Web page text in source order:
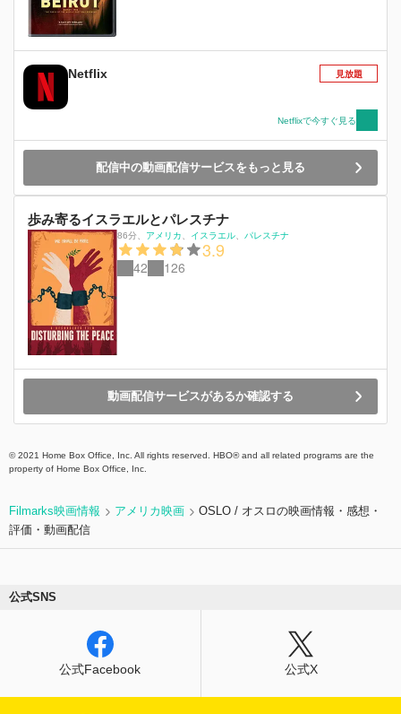
Netflix 見放題
Netflixで今すぐ見る
配信中の動画配信サービスをもっと見る
歩み寄るイスラエルとパレスチナ
86分、 アメリカ イスラエル パレスチナ
3.9
42 126
動画配信サービスがあるか確認する
© 2021 Home Box Office, Inc. All rights reserved. HBO® and all related programs are the
property of Home Box Office, Inc.
Filmarks映画情報 アメリカ映画
OSLO / オスロの映画情報・感想・
評価・動画配信
公式SNS
公式Facebook 公式X